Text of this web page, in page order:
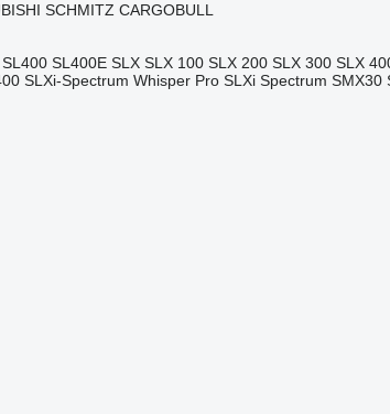
SCHMITZ CARGOBULL
SL400 SL400E SLX SLX 100 SLX 200 SLX 300 SLX
SLXi-Spectrum Whisper Pro SLXi Spectrum SMX30